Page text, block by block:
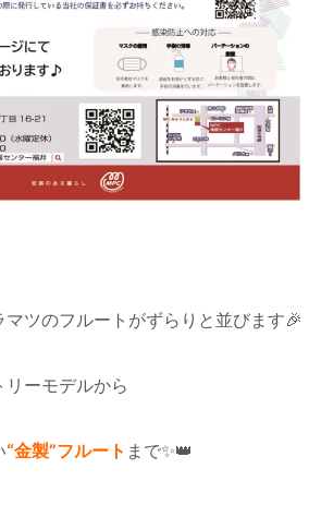
マツのフルートがずらりと並びます🎉
ーモデルから
“金製”フルート まで✨👑